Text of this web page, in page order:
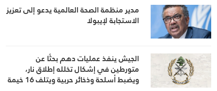
مدير منظمة الصحة العالمية يدعو إلى تعزيز
الاستجابة لإيبولا
الجيش ينفذ عمليات دهم بحثًا عن
متورطين في إشكال تخلله إطلاق نار،
ويضبط أسلحة وذخائر حربية ويتلف 16 خيمة